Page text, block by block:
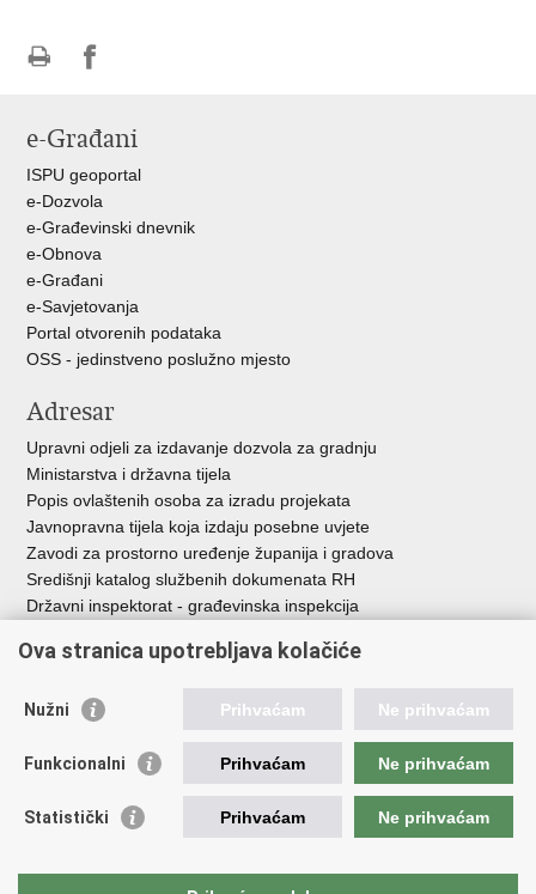
FacebookuTwitteru
e-Građani
ISPU geoportal
e-Dozvola
e-Građevinski dnevnik
e-Obnova
e-Građani
e-Savjetovanja
Portal otvorenih podataka
OSS - jedinstveno poslužno mjesto
Adresar
Upravni odjeli za izdavanje dozvola za gradnju
Ministarstva i državna tijela
Popis ovlaštenih osoba za izradu projekata
Javnopravna tijela koja izdaju posebne uvjete
Zavodi za prostorno uređenje županija i gradova
Središnji katalog službenih dokumenata RH
Državni inspektorat - građevinska inspekcija
Vlada Republike Hrvatske
Agencija za pravni promet i posredovanje nekretninama
Fond za zaštitu okoliša i energetsku učinkovitost
Državne nekretnine d.o.o.
Ova stranica upotrebljava kolačiće
Nužni Prihvaćam Ne prihvaćam
Funkcionalni Prihvaćam Ne prihvaćam
Statistički Prihvaćam Ne prihvaćam